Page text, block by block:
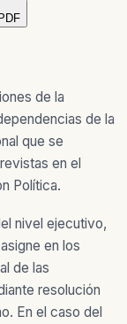
de la
de la
que se
en el
Política.
nivel ejecutivo,
en los
de las
resolución
En el caso del